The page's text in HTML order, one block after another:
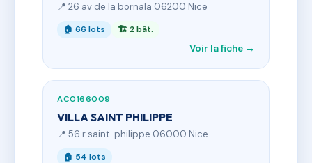
📍 26 av de la bornala 06200 Nice
🏠 66 lots 🏗 2 bât.
Voir la fiche →
AC0166009
VILLA SAINT PHILIPPE
📍 56 r saint-philippe 06000 Nice
🏠 54 lots